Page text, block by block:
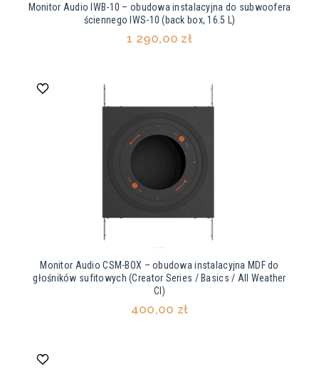
Monitor Audio IWB-10 – obudowa instalacyjna do subwoofera
ściennego IWS-10 (back box, 16.5 L)
1 290,00 zł
Monitor Audio CSM-BOX – obudowa instalacyjna MDF do
głośników sufitowych (Creator Series / Basics / All Weather
CI)
400,00 zł